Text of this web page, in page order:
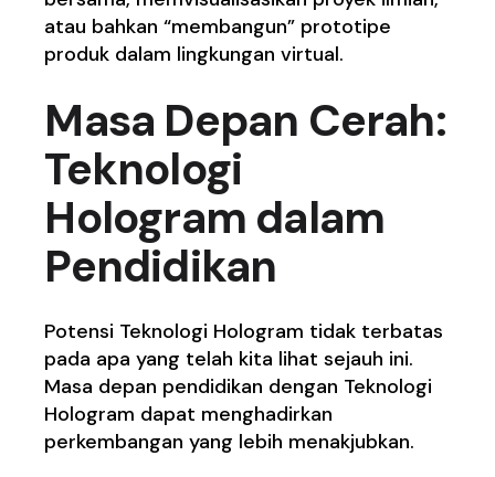
atau bahkan “membangun” prototipe
produk dalam lingkungan virtual.
Masa Depan Cerah:
Teknologi
Hologram dalam
Pendidikan
Potensi Teknologi Hologram tidak terbatas
pada apa yang telah kita lihat sejauh ini.
Masa depan pendidikan dengan Teknologi
Hologram dapat menghadirkan
perkembangan yang lebih menakjubkan.